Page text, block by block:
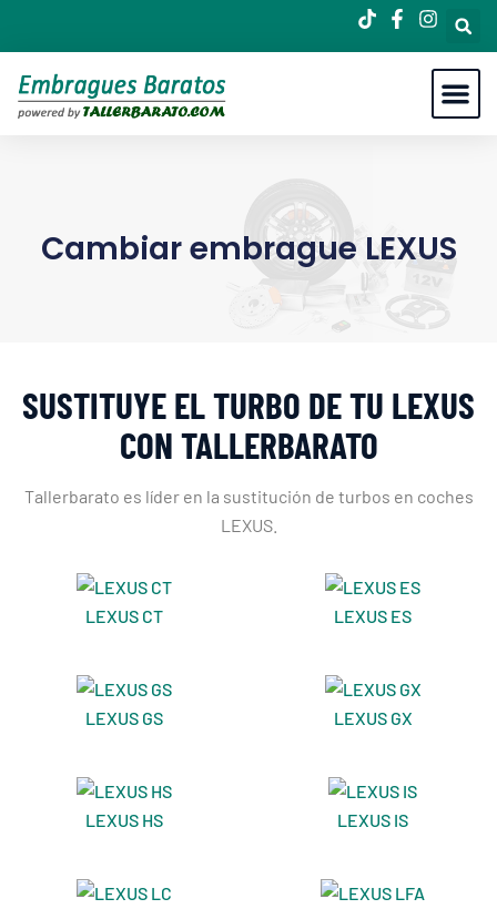
Cambiar embrague LEXUS
SUSTITUYE EL TURBO DE TU LEXUS
CON TALLERBARATO
Tallerbarato es líder en la sustitución de turbos en coches
LEXUS.
LEXUS CT LEXUS ES
LEXUS GS LEXUS GX
LEXUS HS LEXUS IS